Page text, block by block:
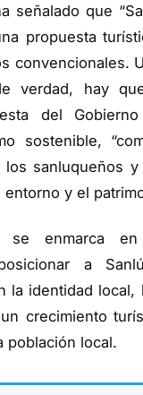
señalado que
propuesta
convencionales.
verdad, hay
del
sostenible,
sanluqueños y
y el
se enmarca
a
la identidad local,
crecimiento
población local.